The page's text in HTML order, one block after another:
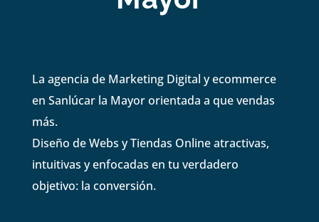
La agencia de Marketing Digital y ecommerce
en Sanlúcar la Mayor orientada a que vendas
más.
Diseño de Webs y Tiendas Online atractivas,
intuitivas y enfocadas en tu verdadero
objetivo: la conversión.